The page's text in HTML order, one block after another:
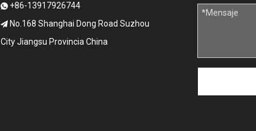
 +86-13917926744
No.168 Shanghai Dong Road Suzhou
City Jiangsu Provincia China